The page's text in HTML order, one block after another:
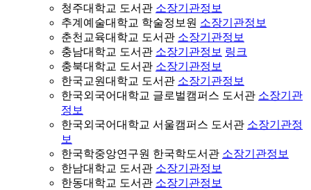
청주대학교 도서관 소장기관정보
추계예술대학교 학술정보원 소장기관정보
춘천교육대학교 도서관 소장기관정보
충남대학교 도서관 소장기관정보 링크
충북대학교 도서관 소장기관정보
한국교원대학교 도서관 소장기관정보
한국외국어대학교 글로벌캠퍼스 도서관 소장기관
정보
한국외국어대학교 서울캠퍼스 도서관 소장기관정
보
한국학중앙연구원 한국학도서관 소장기관정보
한남대학교 도서관 소장기관정보
한동대학교 도서관 소장기관정보